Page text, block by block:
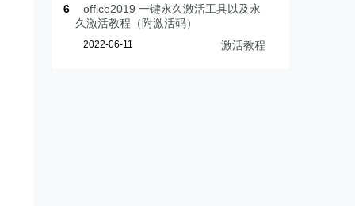
6
office2019 一键永久激活工具以及永
久激活教程（附激活码）
2022-06-11 激活教程